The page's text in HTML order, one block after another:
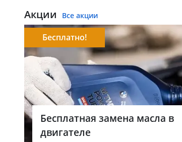
Акции Все акции
Бесплатная замена масла в
двигателе
Бесплатно!